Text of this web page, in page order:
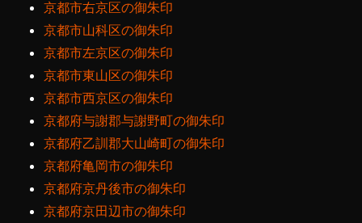
京都市右京区の御朱印
京都市山科区の御朱印
京都市左京区の御朱印
京都市東山区の御朱印
京都市西京区の御朱印
京都府与謝郡与謝野町の御朱印
京都府乙訓郡大山崎町の御朱印
京都府亀岡市の御朱印
京都府京丹後市の御朱印
京都府京田辺市の御朱印